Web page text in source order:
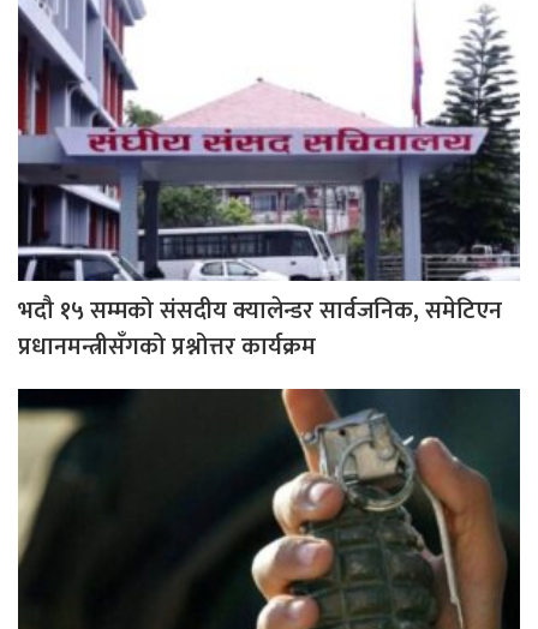
भदौ १५ सम्मको संसदीय क्यालेन्डर सार्वजनिक, समेटिएन
प्रधानमन्त्रीसँगको प्रश्नोत्तर कार्यक्रम